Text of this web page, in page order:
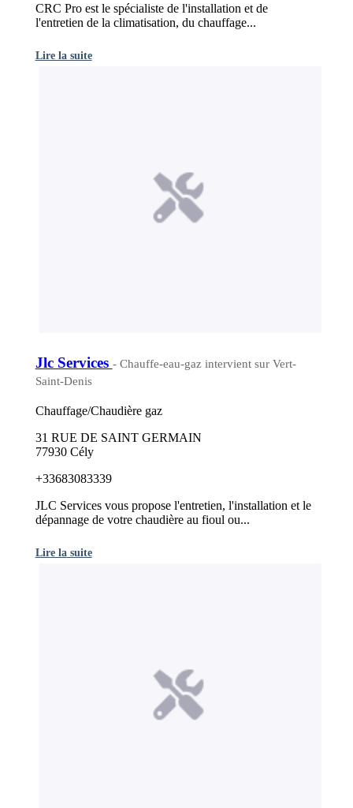
CRC Pro est le spécialiste de l'installation et de
l'entretien de la climatisation, du chauffage...
Lire la suite
Jlc Services - Chauffe-eau-gaz intervient sur Vert-
Saint-Denis
Chauffage/Chaudière gaz
31 RUE DE SAINT GERMAIN
77930 Cély
+33683083339
JLC Services vous propose l'entretien, l'installation et le
dépannage de votre chaudière au fioul ou...
Lire la suite